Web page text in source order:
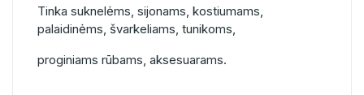
Tinka suknelėms, sijonams, kostiumams,
palaidinėms, švarkeliams, tunikoms,
proginiams rūbams, aksesuarams.